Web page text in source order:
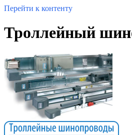
Перейти к контенту
Троллейный